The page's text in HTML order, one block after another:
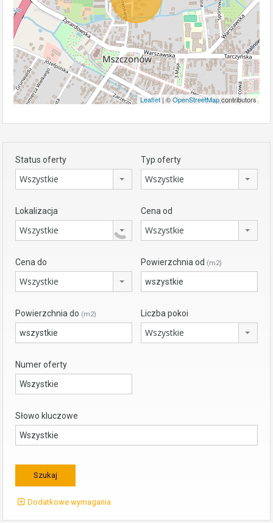
Leaflet | ©OpenStreetMapcontributors
Status oferty
Wszystkie
Typ oferty
Wszystkie
Lokalizacja
Wszystkie
Cena od
Wszystkie
Cena do
Wszystkie
Powierzchnia od (m2)
Powierzchnia do (m2) Liczba pokoi
Wszystkie
Numer oferty
Słowo kluczowe
Dodatkowe wymagania